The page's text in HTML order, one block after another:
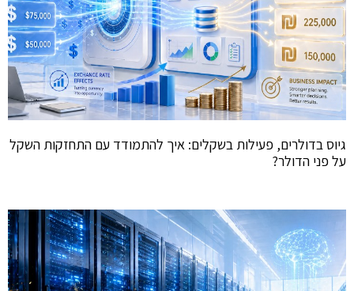
גיוס בדולרים, פעילות בשקלים: איך להתמודד עם התחזקות השקל
על פני הדולר?